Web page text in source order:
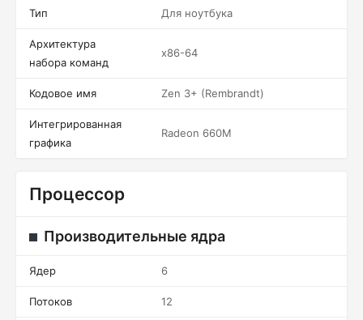
Тип Для ноутбука
Архитектура
набора команд
x86-64
Кодовое имя Zen 3+ (Rembrandt)
Интегрированная
графика
Radeon 660M
Процессор
Производительные ядра
Ядер 6
Потоков 12